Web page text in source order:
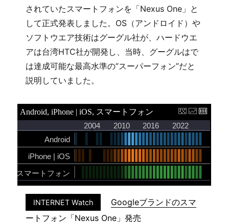
されていたスマートフォンを「Nexus One」と
して正式発表しました。OS（アンドロイド）や
ソフトウエア技術はグーグル社が、ハードウエ
アは台湾HTC社が開発し、当時、グーグルはで
は達成可能な最高水準の“スーパーフォン”だと
説明していました。
INTERNET Watch
Googleブランドのスマ
ートフォン「Nexus One」発売